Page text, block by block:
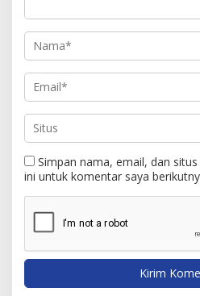
Simpan nama, email, dan
ini untuk komentar saya